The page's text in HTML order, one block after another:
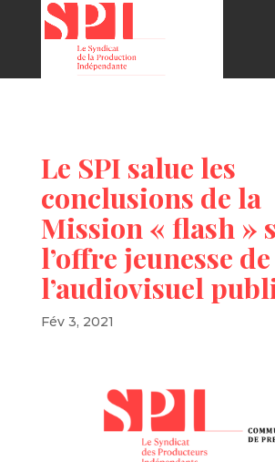
Le SPI salue les
conclusions de la
Mission « flash »
l’offre jeunesse de
l’audiovisuel
Fév 3, 2021